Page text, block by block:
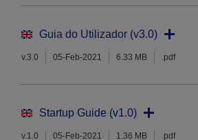
Guia do Utilizador (v3.0)
v.3.0 05-Feb-2021 6.33 MB .pdf
Startup Guide (v1.0)
v.1.0 05-Feb-2021 1.36 MB .pdf